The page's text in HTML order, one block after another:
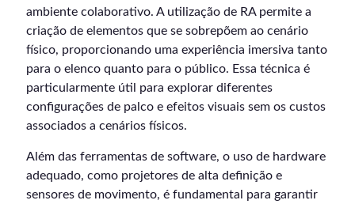
ambiente colaborativo. A utilização de RA permite a
criação de elementos que se sobrepõem ao cenário
físico, proporcionando uma experiência imersiva tanto
para o elenco quanto para o público. Essa técnica é
particularmente útil para explorar diferentes
configurações de palco e efeitos visuais sem os custos
associados a cenários físicos.
Além das ferramentas de software, o uso de hardware
adequado, como projetores de alta definição e
sensores de movimento, é fundamental para garantir